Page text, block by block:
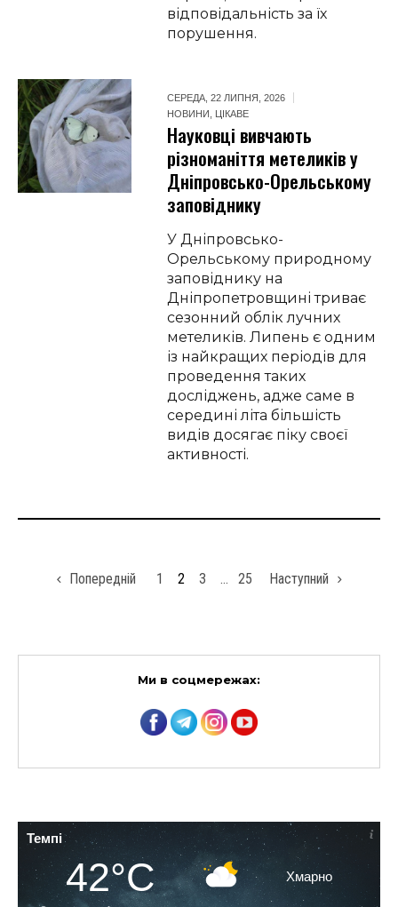
відповідальність за їх
порушення.
СЕРЕДА, 22 ЛИПНЯ, 2026
НОВИНИ
ЦІКАВЕ
Науковці вивчають
різноманіття метеликів у
Дніпровсько-Орельському
заповіднику
У Дніпровсько-
Орельському природному
заповіднику на
Дніпропетровщині триває
сезонний облік лучних
метеликів. Липень є одним
із найкращих періодів для
проведення таких
досліджень, адже саме в
середині літа більшість
видів досягає піку своєї
активності.
Попередній 1 2 3 … 25 Наступний
Ми в соцмережах:
Темпі
42°C Хмарно